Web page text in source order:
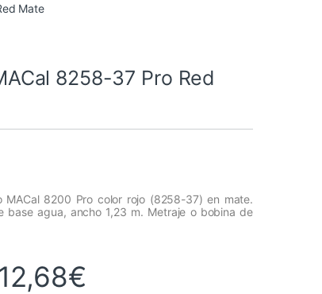
Mate
8258-37 Pro Red
MACal 8200 Pro color rojo (8258-37) en mate.
base agua, ancho 1,23 m. Metraje o bobina de
€